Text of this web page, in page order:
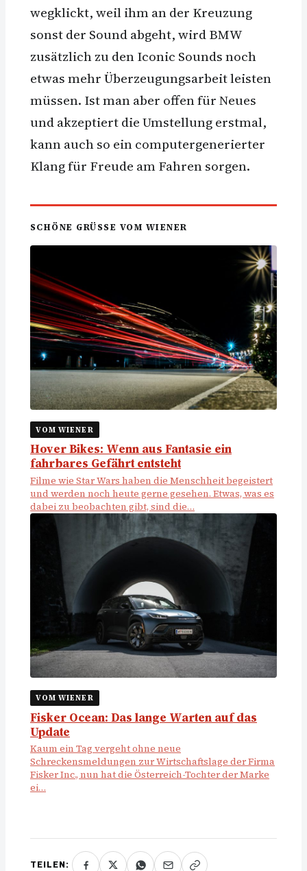
wegklickt, weil ihm an der Kreuzung
sonst der Sound abgeht, wird BMW
zusätzlich zu den Iconic Sounds noch
etwas mehr Überzeugungsarbeit leisten
müssen. Ist man aber offen für Neues
und akzeptiert die Umstellung erstmal,
kann auch so ein computergenerierter
Klang für Freude am Fahren sorgen.
SCHÖNE GRÜSSE VOM WIENER
VOM WIENER
Hover Bikes: Wenn aus Fantasie ein
fahrbares Gefährt entsteht
Filme wie Star Wars haben die Menschheit begeistert
und werden noch heute gerne gesehen. Etwas, was es
dabei zu beobachten gibt, sind die…
VOM WIENER
Fisker Ocean: Das lange Warten auf das
Update
Kaum ein Tag vergeht ohne neue
Schreckensmeldungen zur Wirtschaftslage der Firma
Fisker Inc., nun hat die Österreich-Tochter der Marke
ei…
TEILEN: